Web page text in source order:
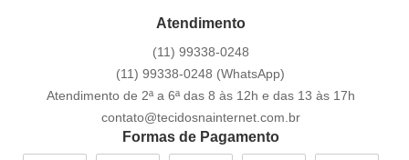
Atendimento
(11) 99338-0248
(11) 99338-0248 (WhatsApp)
Atendimento de 2ª a 6ª das 8 às 12h e das 13 às 17h
contato@tecidosnainternet.com.br
Formas de Pagamento